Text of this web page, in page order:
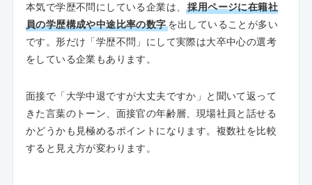
本気で学歴不問にしている企業は、採用ページに在籍社
員の学歴構成や中途比率の数字を出していることが多い
です。形だけ「学歴不問」にして実際は大卒中心の選考
をしている企業もあります。
面接で「大学中退ですが大丈夫ですか」と聞いて返って
きた言葉のトーン、面接官の年齢層、現場社員と話せる
かどうかも見極めるポイントになります。複数社を比較
すると見え方が変わります。